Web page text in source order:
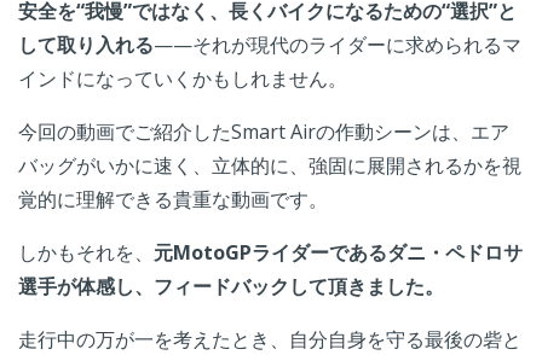
安全を“我慢”ではなく、長くバイクになるための“選択”と
して取り入れる——それが現代のライダーに求められるマ
インドになっていくかもしれません。
今回の動画でご紹介したSmart Airの作動シーンは、エア
バッグがいかに速く、立体的に、強固に展開されるかを視
覚的に理解できる貴重な動画です。
しかもそれを、 元MotoGPライダーであるダニ・ペドロサ
選手が体感し、フィードバックして頂きました。
走行中の万が一を考えたとき、自分自身を守る最後の砦と